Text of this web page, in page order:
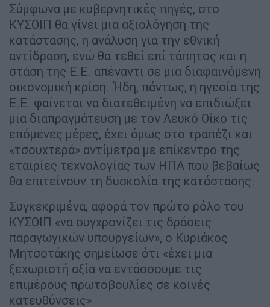
Σύμφωνα με κυβερνητικές πηγές, στο
ΚΥΣΟΙΠ θα γίνει μια αξιολόγηση της
κατάστασης, η ανάλυση για την εθνική
αντίδραση, ενώ θα τεθεί επί τάπητος και η
στάση της Ε.Ε. απέναντι σε μια διαφαινόμενη
οικονομική κρίση. Ήδη, πάντως, η ηγεσία της
Ε.Ε. φαίνεται να διατεθειμένη να επιδιώξει
μια διαπραγμάτευση με τον Λευκό Οίκο τις
επόμενες μέρες, έχει όμως στο τραπέζι και
«τσουχτερά» αντίμετρα με επίκεντρο της
εταιρίες τεχνολογίας των ΗΠΑ που βεβαίως
θα επιτείνουν τη δυσκολία της κατάστασης.
Συγκεκριμένα, αφορά τον πρώτο ρόλο του
ΚΥΣΟΙΠ «να συγχρονίζει τις δράσεις
παραγωγικών υπουργείων», ο Κυριάκος
Μητσοτάκης σημείωσε ότι «έχει μια
ξεχωριστή αξία να εντάσσουμε τις
επιμέρους πρωτοβουλίες σε κοινές
κατευθύνσεις»